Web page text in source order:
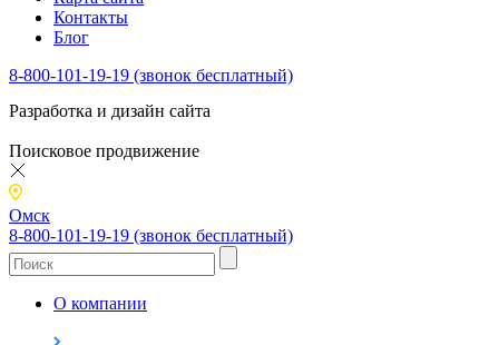
Контакты
Блог
8-800-101-19-19 (звонок бесплатный)
Разработка и дизайн сайта
Поисковое продвижение
Омск
8-800-101-19-19 (звонок бесплатный)
О компании